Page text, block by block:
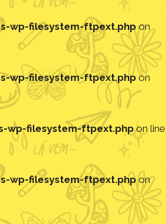
wp-filesystem-ftpext.phpon
wp-filesystem-ftpext.php on
filesystem-ftpext.phpon line
wp-filesystem-ftpext.phpon